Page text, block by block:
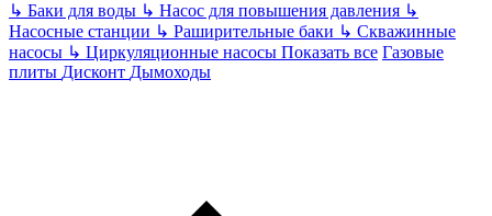
↳ Баки для воды ↳ Насос для повышения давления ↳
Насосные станции ↳ Раширительные баки ↳ Скважинные
насосы ↳ Циркуляционные насосы Показать все Газовые
плиты Дисконт Дымоходы